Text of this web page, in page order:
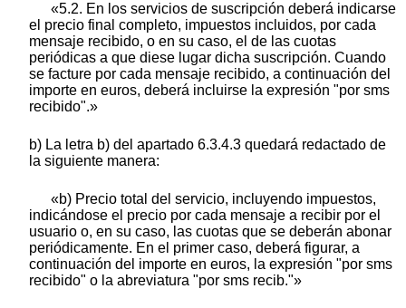
«5.2. En los servicios de suscripción deberá indicarse
el precio final completo, impuestos incluidos, por cada
mensaje recibido, o en su caso, el de las cuotas
periódicas a que diese lugar dicha suscripción. Cuando
se facture por cada mensaje recibido, a continuación del
importe en euros, deberá incluirse la expresión "por sms
recibido".»
b) La letra b) del apartado 6.3.4.3 quedará redactado de
la siguiente manera:
«b) Precio total del servicio, incluyendo impuestos,
indicándose el precio por cada mensaje a recibir por el
usuario o, en su caso, las cuotas que se deberán abonar
periódicamente. En el primer caso, deberá figurar, a
continuación del importe en euros, la expresión "por sms
recibido" o la abreviatura "por sms recib."»